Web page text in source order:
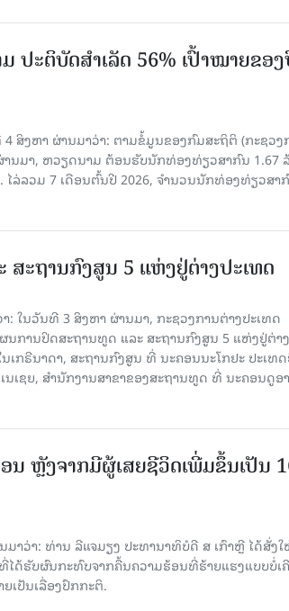
ະ​ຕິ​ບັດ​ສຳ​ເລັດ 56% ເປົ້າ​ໝາຍຂອ
ສິງຫາ ຜ່ານມາວ່າ: ຕາມ​ຂໍ້​ມູນ​ຂອງ​ກົມ​ສະ​ຖິ​ຕິ (ກະ​ຊວງ​
ນມາ, ຫວຽດ​ນາມ ຕ້ອນ​ຮັບ​ນັກທ່ອງ​ທ່ຽວ​ສາ​ກົນ 1.67
ໄລ່​ລວມ 7 ເດືອນ​ຕົ້ນ​ປີ 2026, ຈຳ​ນວນ​ນັກ​ທ່ອງ​ທ່ຽວ​ສາ​
ສະຖານກົງສູນ 5 ແຫ່ງ​ຢູ່​ຕ່າງ​ປະ​ເທດ
: ໃນວັນທີ 3 ສິງ​ຫາ ຜ່ານມາ, ກະຊວງການຕ່າງປະເທດ
ນການປິດສະຖານທູດ ແ​ລະ ສະຖານກົງສູນ 5 ແຫ່ງຢູ່​ຕ່າ
ກຣີນາດາ, ສະຖານກົງສູນ ທີ່ ນະຄອນນະໂກຢະ ປະເທ
ເຊຍ, ສຳນັກງານສາຂາຂອງສະຖານທູດ ທີ່ ນະຄອນດູອ
ນ ຫຼັງຈາກມີຜູ້ເສຍຊີວິດເພີ່ມຂຶ້ນເປັນ
າວ່າ: ທ່ານ ລີແຈມຽງ ປະທານາທິບໍດີ ສ ເກົາຫຼີ ໄດ້ສັ່ງ
ໄດ້ຮັບຜົນກະທົບຈາກຄື້ນຄວາມຮ້ອນທີ່ຮ້າຍແຮງແບບບໍ່ເ
ເປັນເລື່ອງປົກກະຕິ.